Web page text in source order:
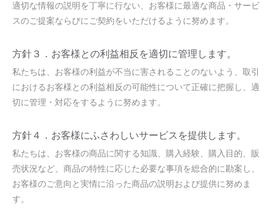
適切な情報の説明を丁寧に行ない、お客様に最適な商品・サービ
スのご提案ならびにご契約をいただけるように努めます。
方針３．お客様との利益相反を適切に管理します。
私たちは、お客様の利益が不当に害されることのないよう、取引
におけるお客様との利益相反の可能性について正確に把握し、適
切に管理・対応をするように努めます。
方針４．お客様にふさわしいサービスを提供します。
私たちは、お客様の商品に関する知識、購入経験、購入目的、販
売状況など、商品の特性に応じた必要な事項を総合的に勘案し、
お客様のご意向と実情に沿った商品の説明および提供に努めま
す。